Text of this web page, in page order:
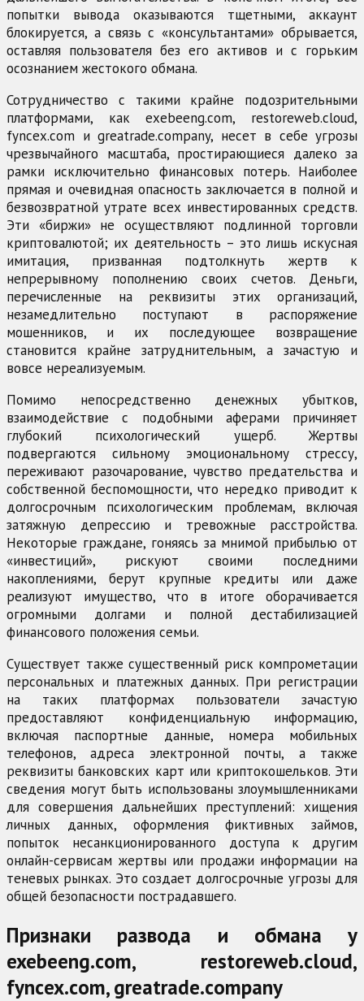
попытки вывода оказываются тщетными, аккаунт
блокируется, а связь с «консультантами» обрывается,
оставляя пользователя без его активов и с горьким
осознанием жестокого обмана.
Сотрудничество с такими крайне подозрительными
платформами, как exebeeng.com, restoreweb.cloud,
fyncex.com и greatrade.company, несет в себе угрозы
чрезвычайного масштаба, простирающиеся далеко за
рамки исключительно финансовых потерь. Наиболее
прямая и очевидная опасность заключается в полной и
безвозвратной утрате всех инвестированных средств.
Эти «биржи» не осуществляют подлинной торговли
криптовалютой; их деятельность – это лишь искусная
имитация, призванная подтолкнуть жертв к
непрерывному пополнению своих счетов. Деньги,
перечисленные на реквизиты этих организаций,
незамедлительно поступают в распоряжение
мошенников, и их последующее возвращение
становится крайне затруднительным, а зачастую и
вовсе нереализуемым.
Помимо непосредственно денежных убытков,
взаимодействие с подобными аферами причиняет
глубокий психологический ущерб. Жертвы
подвергаются сильному эмоциональному стрессу,
переживают разочарование, чувство предательства и
собственной беспомощности, что нередко приводит к
долгосрочным психологическим проблемам, включая
затяжную депрессию и тревожные расстройства.
Некоторые граждане, гоняясь за мнимой прибылью от
«инвестиций», рискуют своими последними
накоплениями, берут крупные кредиты или даже
реализуют имущество, что в итоге оборачивается
огромными долгами и полной дестабилизацией
финансового положения семьи.
Существует также существенный риск компрометации
персональных и платежных данных. При регистрации
на таких платформах пользователи зачастую
предоставляют конфиденциальную информацию,
включая паспортные данные, номера мобильных
телефонов, адреса электронной почты, а также
реквизиты банковских карт или криптокошельков. Эти
сведения могут быть использованы злоумышленниками
для совершения дальнейших преступлений: хищения
личных данных, оформления фиктивных займов,
попыток несанкционированного доступа к другим
онлайн-сервисам жертвы или продажи информации на
теневых рынках. Это создает долгосрочные угрозы для
общей безопасности пострадавшего.
Признаки развода и обмана у
exebeeng.com, restoreweb.cloud,
fyncex.com, greatrade.company